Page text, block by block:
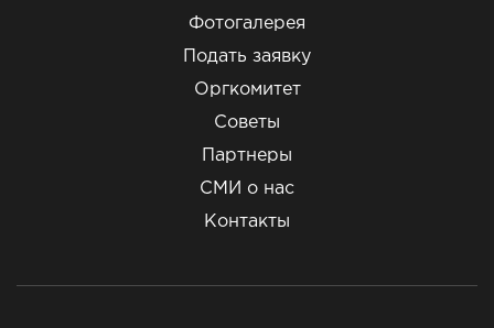
Фотогалерея
Подать заявку
Оргкомитет
Советы
Партнеры
СМИ о нас
Контакты